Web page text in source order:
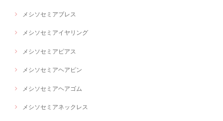
メシソセミアブレス
メシソセミアイヤリング
メシソセミアピアス
メシソセミアヘアピン
メシソセミアヘアゴム
メシソセミアネックレス